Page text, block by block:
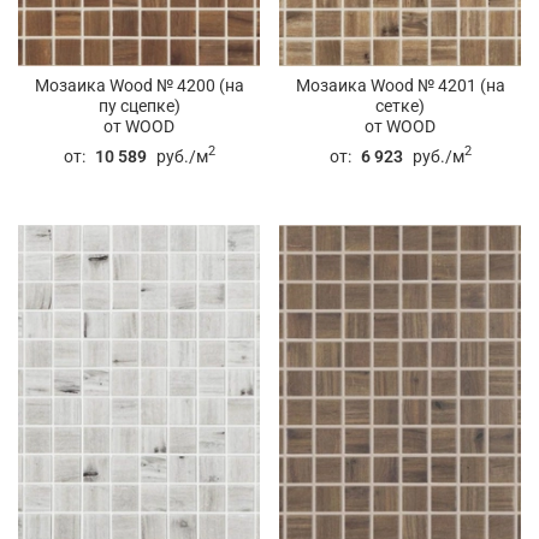
Мозаика Wood № 4200 (на
пу сцепке)
от WOOD
от: 10 589 руб./м2
Мозаика Wood № 4201 (на
сетке)
от WOOD
от: 6 923 руб./м2